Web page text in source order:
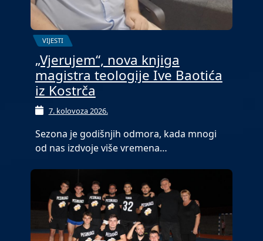
VIJESTI
„Vjerujem“, nova knjiga
magistra teologije Ive Baotića
iz Kostrča
7. kolovoza 2026.
Sezona je godišnjih odmora, kada mnogi
od nas izdvoje više vremena…